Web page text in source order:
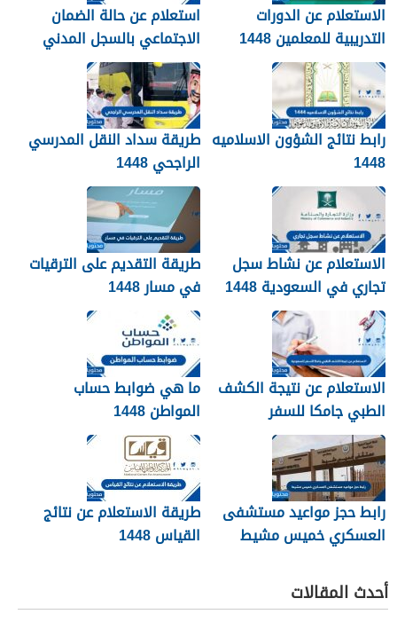
الاستعلام عن الدورات
التدريبية للمعلمين 1448
استعلام عن حالة الضمان
الاجتماعي بالسجل المدني
1448
رابط نتائج الشؤون الاسلاميه
1448
طريقة سداد النقل المدرسي
الراجحي 1448
الاستعلام عن نشاط سجل
تجاري في السعودية 1448
طريقة التقديم على الترقيات
في مسار 1448
الاستعلام عن نتيجة الكشف
الطبي جامكا للسفر
للسعودية 1448
ما هي ضوابط حساب
المواطن 1448
رابط حجز مواعيد مستشفى
العسكري خميس مشيط
طريقة الاستعلام عن نتائج
القياس 1448
أحدث المقالات